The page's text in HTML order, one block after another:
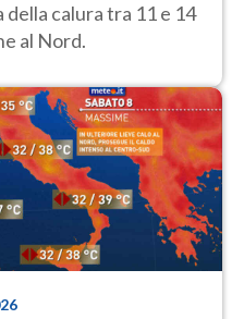
calura tra 11 e 14
al Nord.